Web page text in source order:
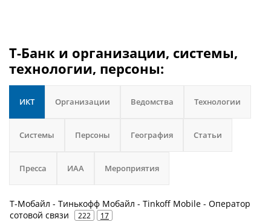
Т-Банк и организации, системы,
технологии, персоны:
ИКТ Организации Ведомства Технологии
Системы Персоны География Статьи
Пресса ИАА Мероприятия
Т-Мобайл - Тинькофф Мобайл - Tinkoff Mobile - Оператор
сотовой связи
222 17